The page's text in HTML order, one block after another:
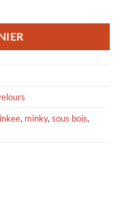
, minky, sous bois,